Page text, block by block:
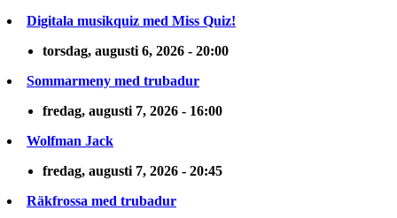
Digitala musikquiz med Miss Quiz!
torsdag, augusti 6, 2026 - 20:00
Sommarmeny med trubadur
fredag, augusti 7, 2026 - 16:00
Wolfman Jack
fredag, augusti 7, 2026 - 20:45
Räkfrossa med trubadur